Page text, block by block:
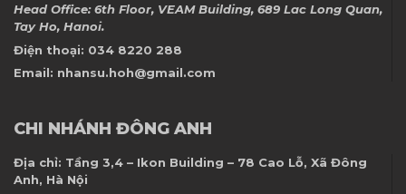
Head Office: 6th Floor, VEAM Building, 689 Lac Long Quan,
Tay Ho, Hanoi.
Điện thoại: 034 8220 288
Email: nhansu.hoh@gmail.com
CHI NHÁNH ĐÔNG ANH
Địa chỉ: Tầng 3,4 – Ikon Building – 78 Cao Lỗ, Xã Đông
Anh, Hà Nội